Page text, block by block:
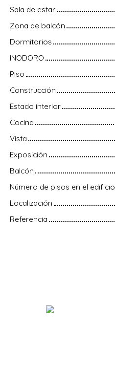
Sala de estar
Zona de balcón
Dormitorios
INODORO
Piso
Construcción
Estado interior
Cocina
Vista
Exposición
Balcón
Número de pisos en el edificio
Localización
Referencia